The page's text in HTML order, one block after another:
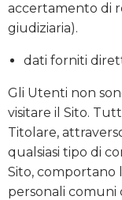
accertamento di
giudiziaria).
dati forniti
Gli Utenti non
visitare il Sito.
Titolare,
qualsiasi tipo di
Sito, comportano
personali comuni